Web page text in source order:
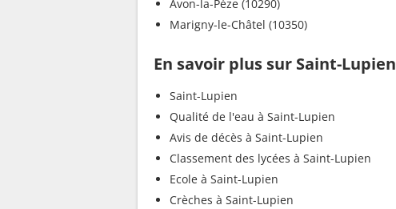
Avon-la-Pèze (10290)
Marigny-le-Châtel (10350)
En savoir plus sur Saint-Lupien
Saint-Lupien
Qualité de l'eau à Saint-Lupien
Avis de décès à Saint-Lupien
Classement des lycées à Saint-Lupien
Ecole à Saint-Lupien
Crèches à Saint-Lupien